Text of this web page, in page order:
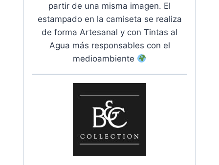
partir de una misma imagen. El
estampado en la camiseta se realiza
de forma Artesanal y con Tintas al
Agua más responsables con el
medioambiente